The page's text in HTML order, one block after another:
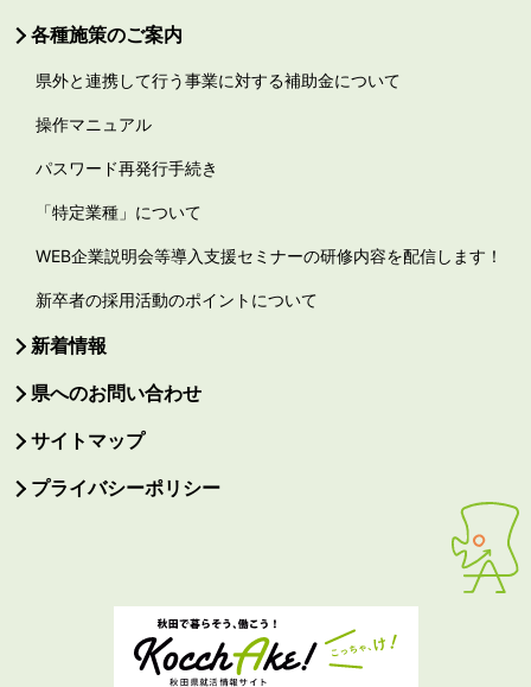
各種施策のご案内
県外と連携して行う事業に対する補助金について
操作マニュアル
パスワード再発行手続き
「特定業種」について
WEB企業説明会等導入支援セミナーの研修内容を配信します！
新卒者の採用活動のポイントについて
新着情報
県へのお問い合わせ
サイトマップ
プライバシーポリシー